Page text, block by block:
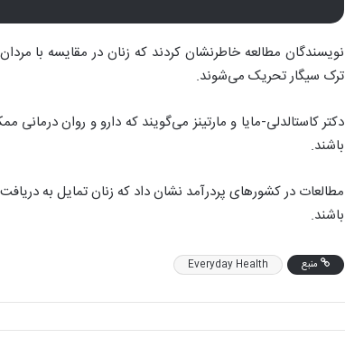
نویسندگان مطالعه خاطرنشان کردند که زنان در مقایسه با
ترک سیگار تحریک می‌شوند.
دکتر کاستالدلی-مایا و مارتینز می‌گویند که دارو و روان
باشند.
مطالعات در کشور‌های پردرآمد نشان داد که زنان تمایل به
باشند.
منبع Everyday Health